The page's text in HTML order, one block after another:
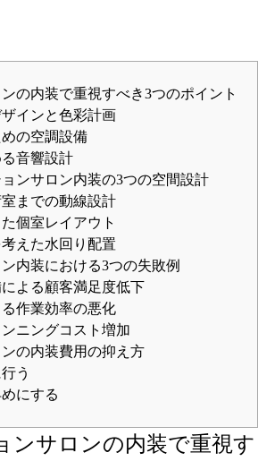
の内装で重視すべき3つのポイント
インと色彩計画
の空調設備
音響設計
ンサロン内装の3つの空間設計
までの動線設計
個室レイアウト
えた水回り配置
内装における3つの失敗例
よる顧客満足度低下
作業効率の悪化
ニングコスト増加
の内装費用の抑え方
う
にする
ンサロンの内装で重視す